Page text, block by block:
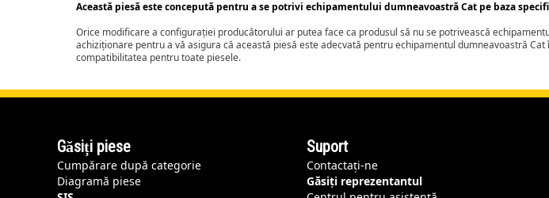
Această piesă este concepută pentru a se potrivi echipamentului dumneavoastră Cat pe baza
Orice modificare a configurației producătorului ar putea face ca produsul să nu se potrivească
achiziționare pentru a vă asigura că această piesă este adecvată pentru echipamentul dumneavoastră
compatibilitatea pentru toate piesele.
Găsiți piese
Cumpărare după categorie
Diagramă piese
Suport
Contactați-ne
Găsiți reprezentantul